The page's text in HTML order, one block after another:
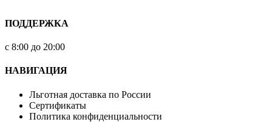
ПОДДЕРЖКА
с 8:00 до 20:00
НАВИГАЦИЯ
Льготная доставка по России
Сертификаты
Политика конфиденциальности